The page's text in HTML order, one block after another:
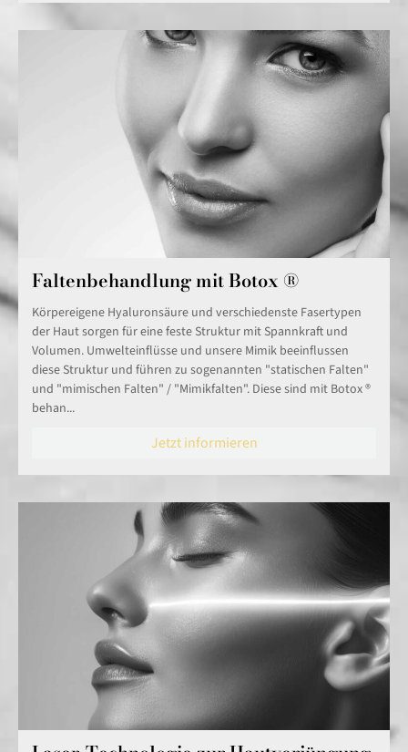
Faltenbehandlung mit Botox ®
Körpereigene Hyaluronsäure und verschiedenste Fasertypen
der Haut sorgen für eine feste Struktur mit Spannkraft und
Volumen. Umwelteinflüsse und unsere Mimik beeinflussen
diese Struktur und führen zu sogenannten "statischen Falten"
und "mimischen Falten" / "Mimikfalten". Diese sind mit Botox ®
behan...
Jetzt informieren